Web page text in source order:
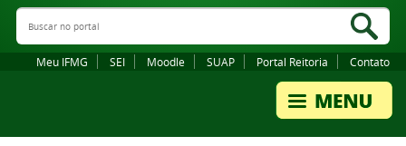
Buscar no portal
Meu IFMG SEI Moodle SUAP Portal Reitoria Contato